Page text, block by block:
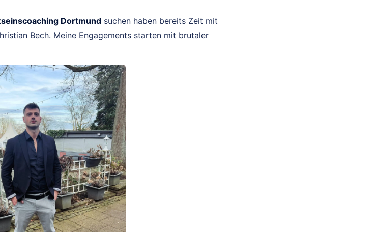
Dortmund suchen haben bereits Zeit mit
Bech. Meine Engagements starten mit brutaler